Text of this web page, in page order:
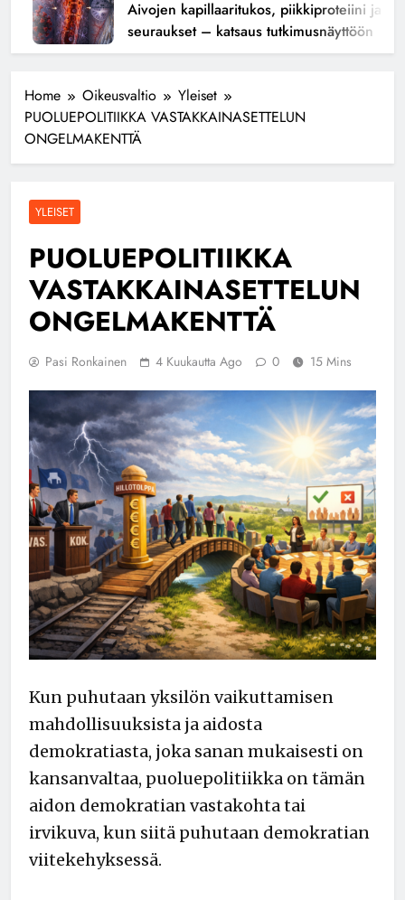
Aivojen kapillaaritukos, piikkiproteiini ja
seuraukset – katsaus tutkimusnäyttöön
Home Oikeusvaltio
Yleiset
PUOLUEPOLITIIKKA VASTAKKAINASETTELUN
ONGELMAKENTTÄ
YLEISET
PUOLUEPOLITIIKKA
VASTAKKAINASETTELUN
ONGELMAKENTTÄ
Pasi Ronkainen 4 Kuukautta Ago 0 15 Mins
Kun puhutaan yksilön vaikuttamisen
mahdollisuuksista ja aidosta
demokratiasta, joka sanan mukaisesti on
kansanvaltaa, puoluepolitiikka on tämän
aidon demokratian vastakohta tai
irvikuva, kun siitä puhutaan demokratian
viitekehyksessä.